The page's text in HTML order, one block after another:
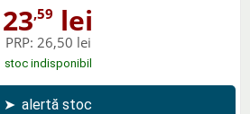
23,59 lei
PRP: 26,50 lei
stoc indisponibil
➤ alertă stoc